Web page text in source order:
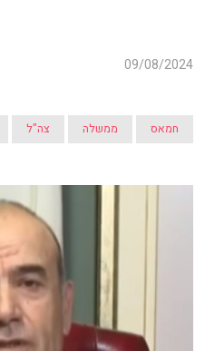
09/08/2024
חמאס ממשלה צה"ל